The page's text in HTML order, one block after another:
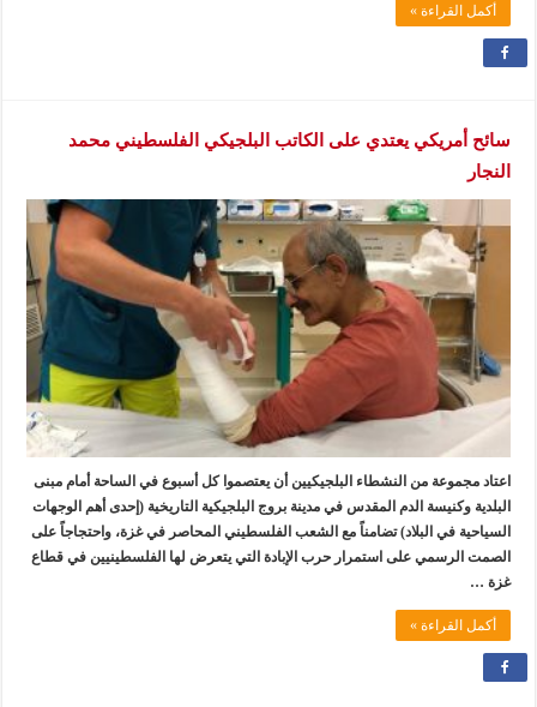
أكمل القراءة »
سائح أمريكي يعتدي على الكاتب البلجيكي الفلسطيني محمد
النجار
اعتاد مجموعة من النشطاء البلجيكيين أن يعتصموا كل أسبوع في الساحة أمام مبنى
البلدية وكنيسة الدم المقدس في مدينة بروج البلجيكية التاريخية (إحدى أهم الوجهات
السياحية في البلاد) تضامناً مع الشعب الفلسطيني المحاصر في غزة، واحتجاجاً على
الصمت الرسمي على استمرار حرب الإبادة التي يتعرض لها الفلسطينيين في قطاع
غزة …
أكمل القراءة »